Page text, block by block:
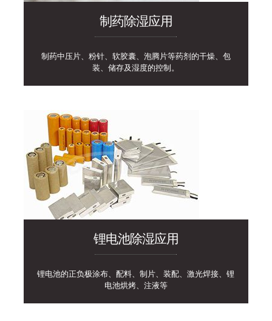
制药除湿应用
制药中压片、粉针、软胶囊、泡腾片等药剂的干燥、包
装、储存及湿度的控制。
锂电池除湿应用
锂电池的正负极涂布、配料、制片、装配、激光焊接、锂
电池烘烤、注液等